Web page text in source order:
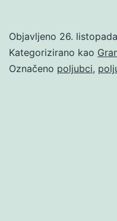
Objavljeno 26.
Kategorizirano kao
Označeno poljubci,